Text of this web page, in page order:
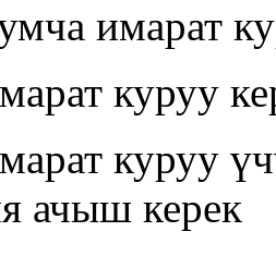
имарат
куруу
куруу
ачыш керек